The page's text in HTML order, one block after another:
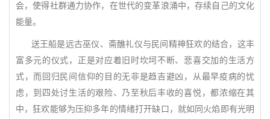
会，使得社群通力协作，在世代的变革浪涌中，存续自己的文化
能量。
送王船是远古巫仪、斋醮礼仪与民间精神狂欢的结合，这丰
富多元的仪式，正是对应着旧时坎坷不断、悲喜交加的生活方
式，而回归民间信仰的目的无非是趋吉避凶，从最早疫病的忧
虑，到四处讨生活的艰险、乃至秋后丰收的喜悦，都浓缩在其
中，狂欢能够为压抑多年的情绪打开缺口，就如同火焰即有光明